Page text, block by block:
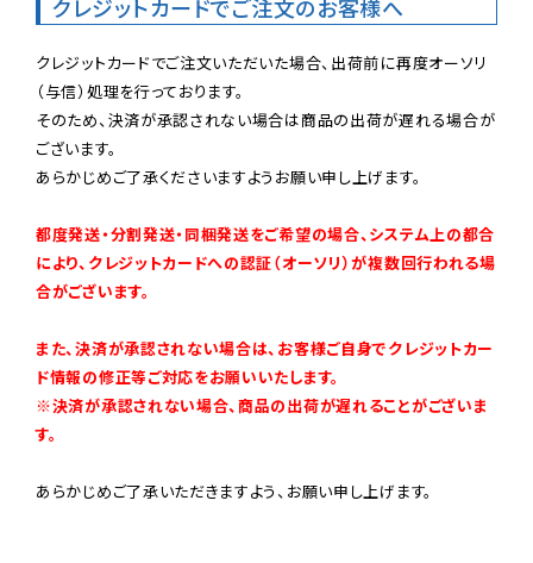
クレジットカードでご注文のお客様へ
クレジットカードでご注文いただいた場合、出荷前に再度オーソリ
（与信）処理を行っております。
そのため、決済が承認されない場合は商品の出荷が遅れる場合が
ございます。
あらかじめご了承くださいますようお願い申し上げます。
都度発送・分割発送・同梱発送をご希望の場合、システム上の都合
により、クレジットカードへの認証（オーソリ）が複数回行われる場
合がございます。
また、決済が承認されない場合は、お客様ご自身でクレジットカー
ド情報の修正等ご対応をお願いいたします。
※決済が承認されない場合、商品の出荷が遅れることがございま
す。
あらかじめご了承いただきますよう、お願い申し上げます。